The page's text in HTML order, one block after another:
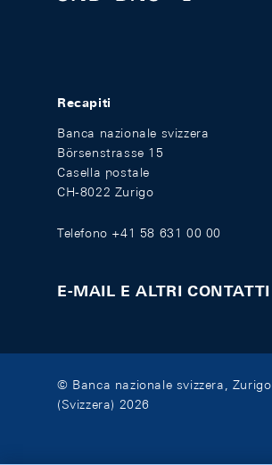
Recapiti
Banca nazionale svizzera
Börsenstrasse 15
Casella postale
CH-8022 Zurigo
Telefono +41 58 631 00 00
E-MAIL E ALTRI CONTATTI
© Banca nazionale svizzera, Zurigo
(Svizzera) 2026